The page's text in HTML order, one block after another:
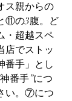
ス親からの
⑪の3腹。ど
・超越スペ
店でストッ
番手」とし
番手”につ
い。⑦につ